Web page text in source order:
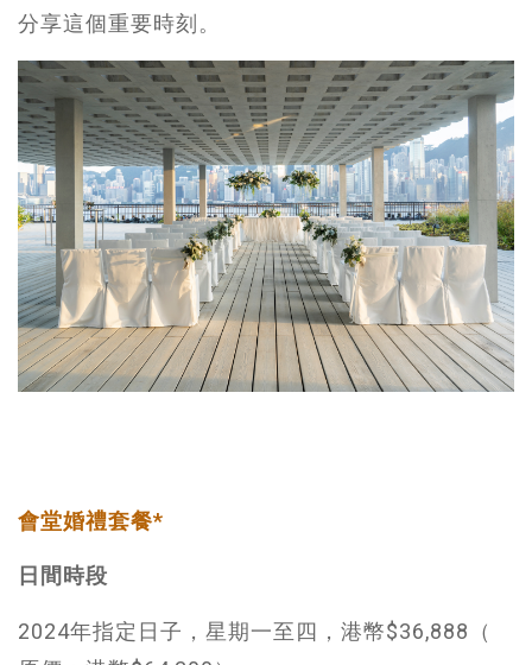
分享這個重要時刻。
會堂婚禮套餐*
日間時段
2024年指定日子，星期一至四，港幣$36,888（